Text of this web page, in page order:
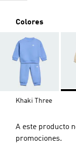
Colores
Khaki Three
A este producto
promociones.